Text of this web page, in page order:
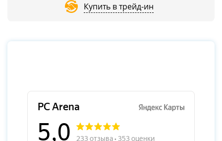
Купить в трейд-ин